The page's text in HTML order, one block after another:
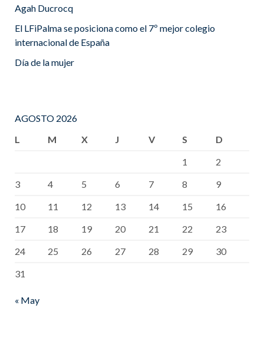
Agah Ducrocq
El LFiPalma se posiciona como el 7º mejor colegio
internacional de España
Día de la mujer
AGOSTO 2026
L
M X J V S
D
1
2
3
4 5 6 7 8
9
10
11 12 13 14 15
16
17
18 19 20 21 22
23
24
25 26 27 28 29
30
31
« May